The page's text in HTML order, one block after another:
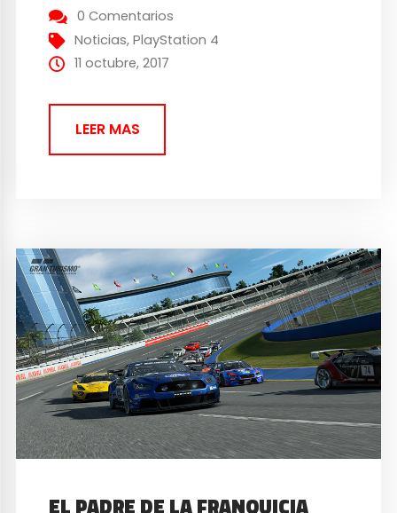
televisión que ha llegado bajo el título de
Go Get It. Este anuncio es un breve vídeo...
0 Comentarios
Noticias,PlayStation 4
11 octubre, 2017
LEER MAS
EL PADRE DE LA FRANQUICIA